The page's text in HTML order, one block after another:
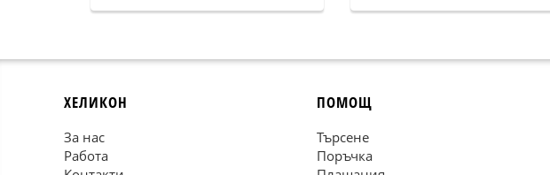
ХЕЛИКОН
За нас
Работа
ПОМОЩ
Търсене
Поръчка